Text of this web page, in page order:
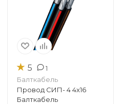
★ 5 1
Балткабель
Провод СИП- 4 4х16
Балткабель